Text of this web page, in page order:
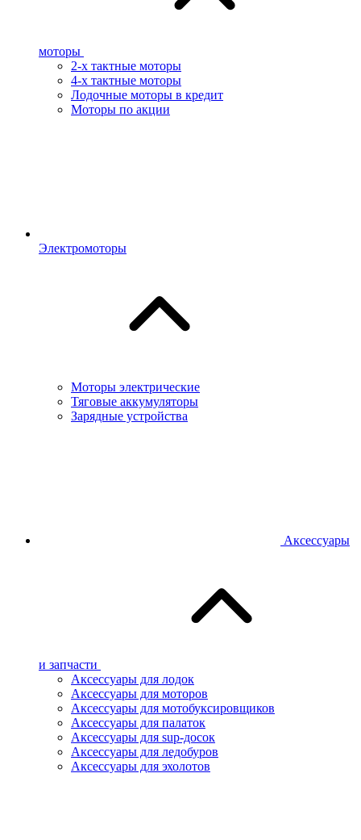
моторы
2-х тактные моторы
4-х тактные моторы
Лодочные моторы в кредит
Моторы по акции
Электромоторы
Моторы электрические
Тяговые аккумуляторы
Зарядные устройства
Аксессуары
и запчасти
Аксессуары для лодок
Аксессуары для моторов
Аксессуары для мотобуксировщиков
Аксессуары для палаток
Аксессуары для sup-досок
Аксессуары для ледобуров
Аксессуары для эхолотов